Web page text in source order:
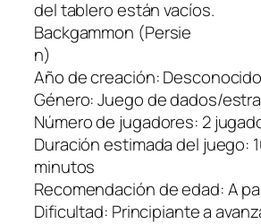
del tablero están vacíos.
Backgammon (Persie
n)
Año de creación: Desconocido
Género: Juego de dados/
Número de jugadores: 2
Duración estimada del juego:
minutos
Recomendación de edad: A
Dificultad: Principiante a